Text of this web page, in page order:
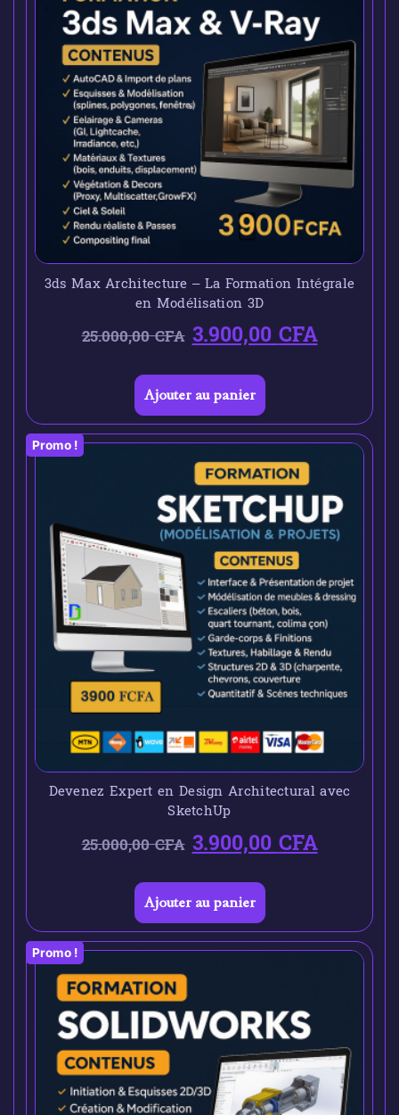
3ds Max Architecture – La Formation Intégrale
en Modélisation 3D
25.000,00CFA 3.900,00CFA
Ajouter au panier
Promo !
Devenez Expert en Design Architectural avec
SketchUp
25.000,00CFA 3.900,00CFA
Ajouter au panier
Promo !